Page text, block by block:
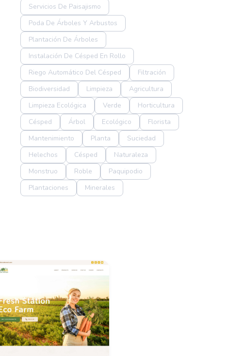
Servicios De Paisajismo
Poda De Árboles Y Arbustos
Plantación De Árboles
Instalación De Césped En Rollo
Riego Automático Del Césped
Filtración
Biodiversidad
Limpieza
Agricultura
Limpieza Ecológica
Verde
Horticultura
Césped
Árbol Ecológico
Florista
Mantenimiento
Planta
Suciedad
Helechos
Césped
Naturaleza
Monstruo
Roble
Paquipodio
Plantaciones
Minerales